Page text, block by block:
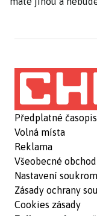
Předplatné
Volná místa
Reklama
Všeobecné
Nastavení
Zásady ochrany
Cookies zásady